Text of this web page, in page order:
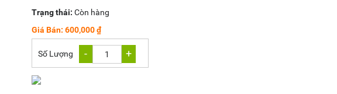
Trạng thái: Còn hàng
Giá Bán: 600,000 ₫
Số Lượng - 1 +